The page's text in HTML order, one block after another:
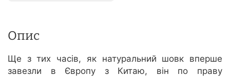
Опис
Ще з тих часів, як натуральний шовк вперше
завезли в Європу з Китаю, він по праву